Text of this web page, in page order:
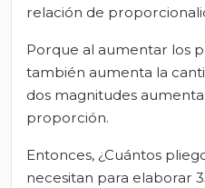
relación de
Porque al aumentar los
también aumenta la
dos magnitudes
proporción.
Entonces, ¿Cuántos
necesitan para elaborar